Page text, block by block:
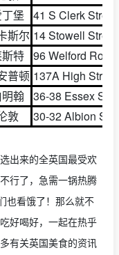
堡
41 S Clerk
斯尔 14 Stowell
特 96 Welford
普顿 137A High
翰 36-38 Essex
敦 30-32 Albion
出来的全英国最受欢
行了，急需一锅热腾
也看饿了！那么就不
好喝好，一起在热乎
有关英国美食的资讯